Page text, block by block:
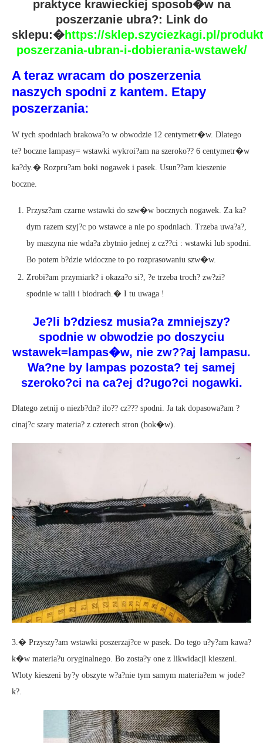
praktyce krawieckiej sposob�w na
poszerzanie ubra?: Link do
sklepu:�https://sklep.szyciezkagi.pl/
poszerzania-ubran-i-dobierania-wstawek/
A teraz wracam do poszerzenia
naszych spodni z kantem. Etapy
poszerzania:
W tych spodniach brakowa?o w obwodzie 12 centymetr�w. Dlatego
te? boczne lampasy= wstawki wykroi?am na szeroko?? 6 centymetr�w
ka?dy.� Rozpru?am boki nogawek i pasek. Usun??am kieszenie
boczne.
Przysz?am czarne wstawki do szw�w bocznych nogawek. Za ka?
dym razem szyj?c po wstawce a nie po spodniach. Trzeba uwa?a?,
by maszyna nie wda?a zbytnio jednej z cz??ci : wstawki lub spodni.
Bo potem b?dzie widoczne to po rozprasowaniu szw�w.
Zrobi?am przymiark? i okaza?o si?, ?e trzeba troch? zw?zi?
spodnie w talii i biodrach.� I tu uwaga !
Je?li b?dziesz musia?a zmniejszy?
spodnie w obwodzie po doszyciu
wstawek=lampas�w, nie zw??aj lampasu.
Wa?ne by lampas pozosta? tej samej
szeroko?ci na ca?ej d?ugo?ci nogawki.
Dlatego zetnij o niezb?dn? ilo?? cz??? spodni. Ja tak dopasowa?am ?
cinaj?c szary materia? z czterech stron (bok�w).
3.� Przyszy?am wstawki poszerzaj?ce w pasek. Do tego u?y?am kawa?
k�w materia?u oryginalnego. Bo zosta?y one z likwidacji kieszeni.
Wloty kieszeni by?y obszyte w?a?nie tym samym materia?em w jode?
k?.